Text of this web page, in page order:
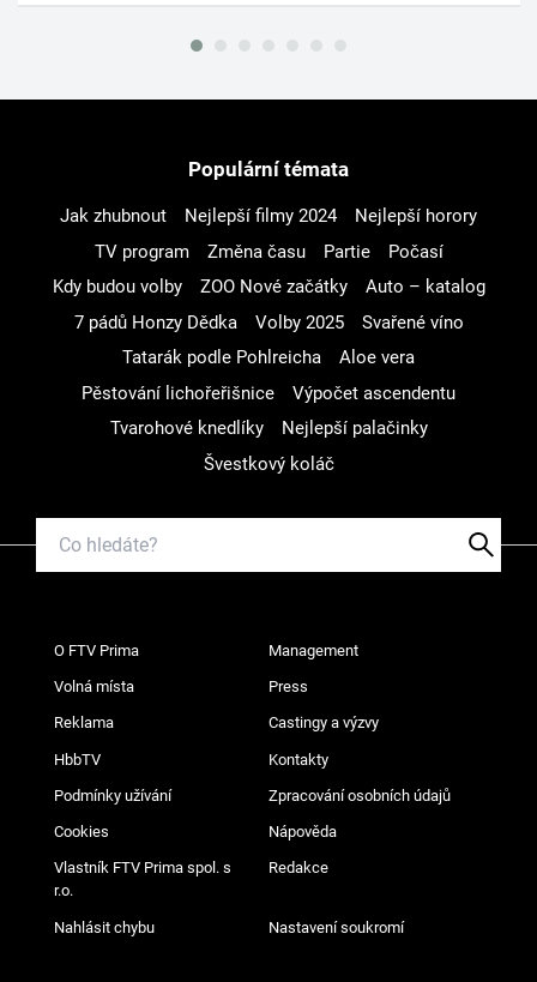
Populární témata
Jak zhubnout Nejlepší filmy 2024
Nejlepší horory
TV program
Změna času Partie
Počasí
Kdy budou volby
ZOO Nové začátky
Auto – katalog
7 pádů Honzy Dědka
Volby 2025
Svařené víno
Tatarák podle Pohlreicha
Aloe vera
Pěstování lichořeřišnice
Výpočet ascendentu
Tvarohové knedlíky
Nejlepší palačinky
Švestkový koláč
O FTV Prima Management
Volná místa Press
Reklama Castingy a výzvy
HbbTV Kontakty
Podmínky užívání Zpracování osobních údajů
Cookies Nápověda
Vlastník FTV Prima spol. s
r.o.
Redakce
Nahlásit chybu Nastavení soukromí